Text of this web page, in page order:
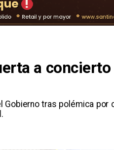
a concierto
Gobierno tras polémica por